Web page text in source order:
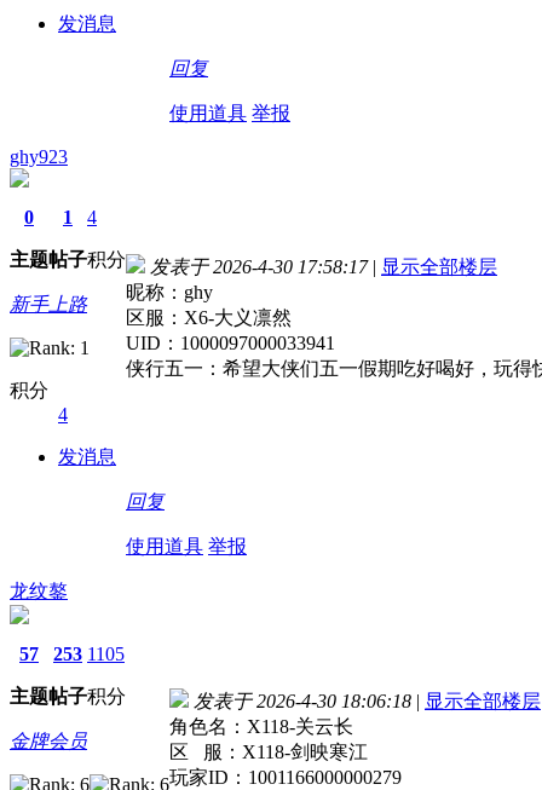
发消息
回复
使用道具 举报
ghy923
0
主题
1
帖子
4
积分
新手上路
积分
4
发消息
发表于 2026-4-30 17:58:17 | 显示全部楼层
昵称：ghy
区服：X6-大义凛然
UID：1000097000033941
侠行五一：希望大侠们五一假期吃好喝好，玩得
回复
使用道具 举报
龙纹鏊
57
主题
253
帖子
1105
积分
金牌会员
发表于 2026-4-30 18:06:18 | 显示全部楼层
角色名：X118-关云长
区 服：X118-剑映寒江
玩家ID：1001166000000279